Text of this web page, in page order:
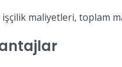
işçilik maliyetleri,